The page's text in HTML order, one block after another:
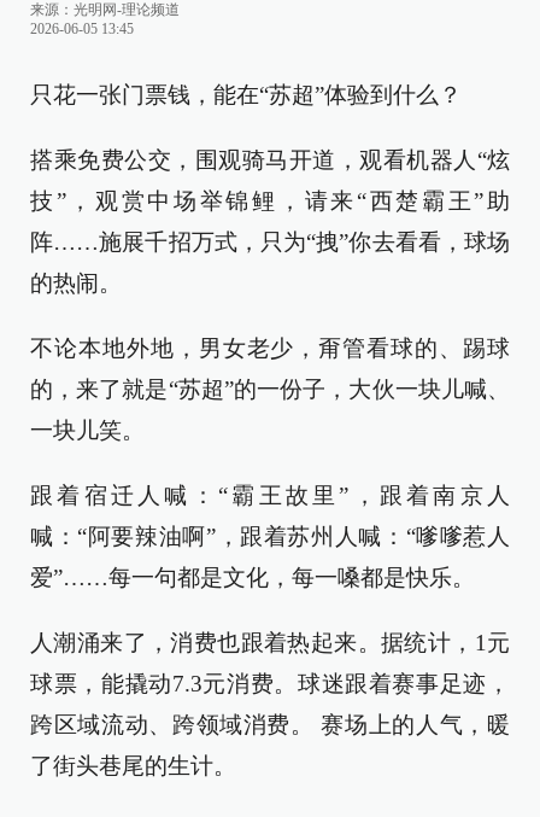
来源： 光明网-理论频道
2026-06-05 13:45
只花一张门票钱，能在“苏超”体验到什么？
搭乘免费公交，围观骑马开道，观看机器人“炫
技”，观赏中场举锦鲤，请来“西楚霸王”助
阵……施展千招万式，只为“拽”你去看看，球场
的热闹。
不论本地外地，男女老少，甭管看球的、踢球
的，来了就是“苏超”的一份子，大伙一块儿喊、
一块儿笑。
跟着宿迁人喊：“霸王故里”，跟着南京人
喊：“阿要辣油啊”，跟着苏州人喊：“嗲嗲惹人
爱”……每一句都是文化，每一嗓都是快乐。
人潮涌来了，消费也跟着热起来。据统计，1元
球票，能撬动7.3元消费。球迷跟着赛事足迹，
跨区域流动、跨领域消费。 赛场上的人气，暖
了街头巷尾的生计。